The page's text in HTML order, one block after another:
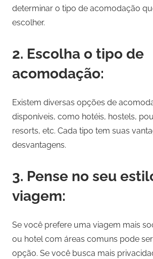
determinar o tipo de acomodação
escolher.
2. Escolha o tipo de
acomodação:
Existem diversas opções de
disponíveis, como hotéis, hostels,
resorts, etc. Cada tipo tem suas
desvantagens.
3. Pense no seu
viagem:
Se você prefere uma viagem mais
ou hotel com áreas comuns pode
opção. Se você busca mais